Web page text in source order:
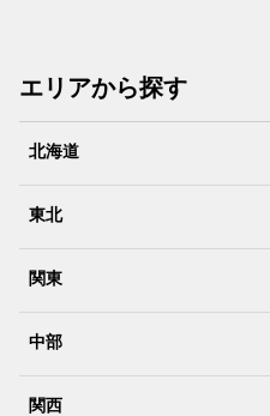
エリアから探す
北海道
東北
関東
中部
関西